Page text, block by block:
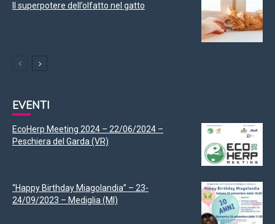
Il superpotere dell’olfatto nel gatto
EVENTI
EcoHerp Meeting 2024 – 22/06/2024 –
Peschiera del Garda (VR)
“Happy Birthday Miagolandia” – 23-
24/09/2023 – Mediglia (MI)